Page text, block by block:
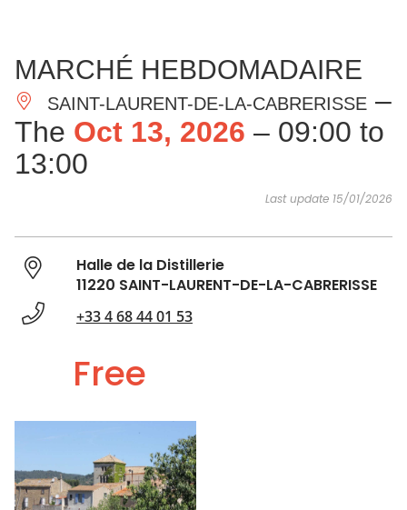
ESSENTIAL
AND
DO
INSPIRATIONS AGENDA
MARCHÉ HEBDOMADAIRE
SAINT-LAURENT-DE-LA-CABRERISSE –
The Oct 13, 2026 – 09:00 to
13:00
Last update 15/01/2026
Halle de la Distillerie
11220 SAINT-LAURENT-DE-LA-CABRERISSE
+33 4 68 44 01 53
Free